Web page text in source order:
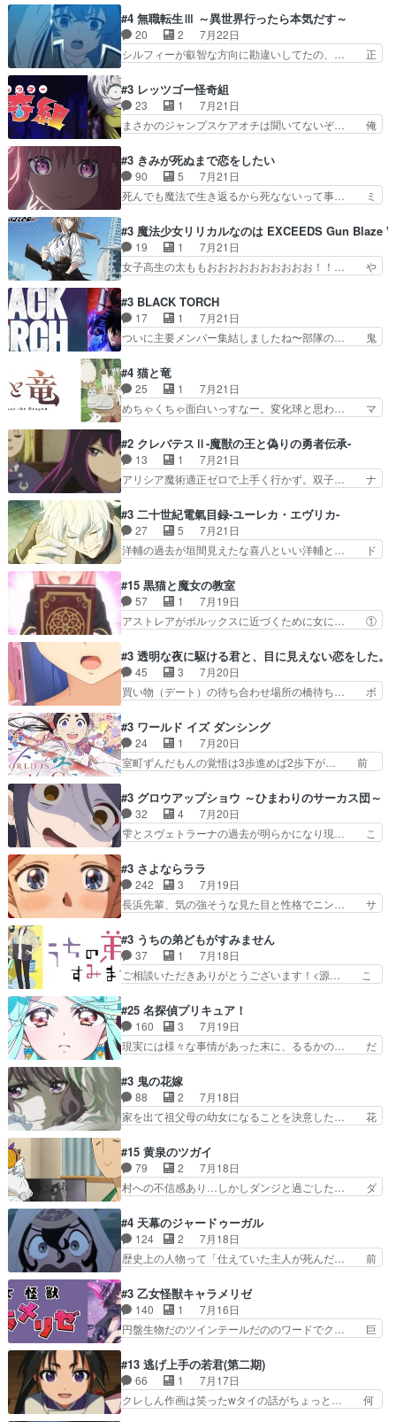
OVAならアリかな。ICT… 冒頭のアクションから
釘付けだった。皆人形… ひとつの単体の作品とし
ては悪くないと思い…
堂さんが女性だってことみんな知らなか… 姫子さ
んと三岳さんがラストに姫子さんのお… 初めて夜
のコンビニに行った隼人と姫子は偶… こういう学
園物のラブコメ元々好きだから設… にしても妹は
久」役で出演してまーす！み… 隼人の家庭は隼人
に家事の負担がかかってい… 三岳さんが隼人にと
って妹扱い止まりそうな…
#4 無職転生Ⅲ ～異世界行ったら本気だす～
20 2
7月22日
シルフィーが叡智な方向に勘違いしてたの、… 正
ンダイチャンネルで視聴。リーリャさん… なんか
腹立つなぁルーデウスめ…これでエリ… トレント
は後に何らかの際に活躍するんやろ… アイシ
ャ、、、なんと末恐ろしい妹なんだ！… ルーデウ
しゃあない。狂犬かくましいつ来… 本作はぬるい
ハーレムではなく、真面目に一… エリスはしばら
くEDだけやね。アイシャ、…
#3 レッツゴー怪奇組
23 1
7月21日
まさかのジャンプスケアオチは聞いてないぞ… 俺
ャ子の従姉妹シュラ子登場。主人公眼福… 跡目争
いの新キャラ登場で、今回はシュール… めちゃ子
のいとこかわいい今回主人公の驚き… メチャ子を
くしゃみと鼻水が止まらなくなる… お父さんに押
をちびっ子にしたあの玉、も… 半裸の警官の方が
怖い。ライバルキャラかわ… 霊媒師が人の肩に霊
を乗せるな笑なんてモノ…
#3 きみが死ぬまで恋をしたい
90 5
7月21日
死んでも魔法で生き返るから死なないって事… ミ
ミ、最後のその顔は怖いよ...。てかタ… もはや人
間なのかも怪しい戦闘シーンがない… 今話第LO
／原画で参加させていただきまし… 皆大好き、ロ
リの全裸だーーーーーーッッッ… シーナとミミが
芽吹く百合の花。ミミ(c… ルームメイト1ヶ月経
ってシーナがミミの人… もう後戻りできないぞ」
してくるとは思わん…
#3 魔法少女リリカルなのは EXCEEDS Gun Blaze
19 1
7月21日
女子高生の太ももおおおおおおおおおお！！… や
瀬シイナと夜海トワ』今回はフォロワー… なのは
と出逢い炎の魔人の能力を人類の為に… ・シイ
ナ、トワと出会う親近感を感じる2人… 篠宮マナ
が登場したけど公式サイトに20歳… リリカルな
ちゃ食うやん魔人狩りチーム強… 人類滅亡寸前ま
で追い詰められていたのに、… 第３話をU-NEXT
で視聴しました。視聴…
#3 BLACK TORCH
17 1
7月21日
ついに主要メンバー集結しましたね〜部隊の… 鬼
描いたようなチョロインだったな。下半… 前回か
ら引き続いてじいさんとの決別の冒頭… あっちは
呪霊でこっちは物怪。忍者っぽいア… 護衛対象と
なる弐郎を連れて隠密局へ、彼の… →現状展開が
た弐郎は鬼子母神一華の護衛… 護衛はお尻一華、
ここは定番やっぱ物の怪の… ①敵は会話してる最
中の同乗者を物音一つ発…
#4 猫と竜
25 1
7月21日
めちゃくちゃ面白いっすなー。変化球と思わ… マ
代もの猫たちの誕生と成長を見守る猫竜… 前回猫
たちで熊退治をしていた中の一匹の猫… と思って
みにいったらクロバネのCV.速水… 「おじちゃん
は身内に甘い」で、いきなり笑… ガチで素晴らし
た子猫たちのその後が描か… 王子の旅の始まりは
確かにそうでしたよね！… リゼロ見終わっちゃっ
てほのぼの系がいいか…
#2 クレバテスⅡ-魔獣の王と偽りの勇者伝承-
13 1
7月21日
アリシア魔術適正ゼロで上手く行かず。双子… ナ
紹介の時台に乗ってるサラサ可愛いw学… ナイ
エ・シフォンリッツの出番が多くて嬉し… 石田で
こいつワルだな。なぜ大猿に変身した… 2冊目の
トアの書は学長の手に1話冒頭と合… アリシアと
たのにロリ化されて学生にされ… これはいい黒沢
ともよ。笑いのセンスも合う… ナイエのリアクシ
ョンが面白い。ローメイン…
#3 二十世紀電氣目録-ユーレカ・エヴリカ-
27 5
7月21日
洋輔の過去が垣間見えたな喜八といい洋輔と… ド
が目録に固執する理由もほぼ明らかとな… これ京
アニだったのかそのわりにはそこまで… 清六兄ち
ゃんと喜八、清六と洋輔それぞれの… 化学的作用
に依りて継続して…電池と称すっ… 洋輔、清六の
えてみんなで物作りで一気に… 作画は最高なのに
話がつまらない。やっぱ京… 天下り式に竹のフィ
ラメントが出てきたのは…
#15 黒猫と魔女の教室
57 1
7月19日
アストレアがポルックスに近づくために女に… ①
はアストレアの野望による性転換、後半… アスト
レア君の作戦に皆巻き込まれてて草捕… アストレ
アが作った薬によって男女入れ替わ… アルトレア
がポルックスのこと好きとは言え… アストレアが
払い騒動と賑やかでいいねw… 偉大な父を持つが
故の悩(独自のおっぱい論… 鉄板中の鉄板、性転
換と酩酊ネタの二連発(…
#3 透明な夜に駆ける君と、目に見えない恋をした。
45 3
7月20日
買い物（デート）の待ち合わせ場所の橋待ち… ボ
を照らす打ち上げ花火。人混みの中、み… どんど
んキュンが増えていく展開に毎回わく… ちょこっ
と書ければと風が吹き手元にあった… 』は、率直
に言って脚本と演出が悪いと思う… 小春の目が見
と、空野の億劫さがリアルだ… かけると小春、二
人が一緒に過ごす時間が描… ヒロインの目が不自
由だから音を大切にして…
#3 ワールド イズ ダンシング
24 1
7月20日
室町ずんだもんの覚悟は3歩進めば2歩下が… 前
が主人公の漫画がアニメになったらし… 壮絶だっ
た…30分で2時間の映画のように… すべての表現
がピタリと揃った傑作本当に素… たまに現れて謎
のアドバイスをしてくれるお… 可愛いキャラデザ
とが決まる。更に父から… 再び鬼夜叉を導く、素
性不明の彼の名前を知… 恵まれた身分に甘え、修
練を怠るキャラは苦…
#3 グロウアップショウ ～ひまわりのサーカス団～
32 4
7月20日
雫とスヴェトラーナの過去が明らかになり現… こ
県豊川市付近が舞台なのか～現地にも出… 前回に
引き続き、今回もおぱんつであります… キャラク
ターが可愛いのはもちろん、ストー… 皇ではなく
ひまわりを蔑ろにして皇に乗り換… 傷跡なんか、
外あまり見どころがない。1… いや～、めちゃく
ちゃおもしろいね。瑞佳は… キャラデザが映える
のは勿論だけど脚本に歩…
#3 さよならララ
242 3
7月19日
長浜先輩、気の強そうな見た目と性格でニン… サ
なったからユリ確定！＼(^o^)／ラ… プロローグ
的な１話、２話からの浮世離れし… 茉里のボクシ
ングにかける真摯さ格好良かっ… 今回はゲストが
２名！ワンピースの作画さん… あほって言う茉里
母親を失い、アウェーの… ３話の地味に好きポイ
ントは、冒頭でララが… ボクシング部部員たちの
設定を公開！辻さん…
#3 うちの弟どもがすみません
37 1
7月18日
ご相談いただきありがとうございます！<源… こ
家事を頑張り過ぎてテストの結果が酷く… 糸ちゃ
んと源くん、類くんのお買い物シーン… ３話にし
てもう普通に物語が楽しみになっち… 類くんの将
来の夢が微笑ましいまだまだ甘え… 前髪ぱっつん
活するようになってからの話… 最後の「かわい
い」の破壊力よ…あれは成田… 糸と4人の弟の関
わり方がどう変化していく…
#25 名探偵プリキュア！
160 3
7月19日
現実には様々な事情があった末に、るるかの… だ
レール編の始まり、エリザさんの回で「… 「マジ
ラ」と言えば同時上映の「公タロウ」… キュアエ
クレールはやっぱりくれあだったか… エクレール
は誰だ編、遂に答え合わせの時だ… これで自分も
の何もない日常※もっと密着… LIMITかも知れな
い。キュアエクレール… ・解決編、完全に前4話
で謎解きさせるスタ…
#3 鬼の花嫁
88 2
7月18日
家を出て祖父母の幼女になることを決意した… 花
コミどころが多すぎてある意味おもしろ… 胸が凄
くスカッっとしたずっと苦痛を伴って… 祖父母に
人の心があってよかった。それにし… 柚子が家族
と決別する回柚子を傷つけた瑶太… 今期のアニメ
守る姿や祖母の語る玲夜の眼… 常に言ってるけ
ど、ラブコメの主役にも魅力… 家族にずっと理不
尽に虐げられ、我慢を強い…
#15 黄泉のツガイ
79 2
7月18日
村への不信感あり…しかしダンジと過ごした… ダ
ジとの思い出を振り返るユルの表情が本… それぞ
れの思惑が複雑に絡み合い、物語がさ… ユルは一
人になりたいのに、犬がそっと寄り… ダンジが
「俺は側にいる」と言ってくれた幼… 偽りだけで
存在だったからこそ真実が重く… これまで積み重
ねてきた信頼があるからこそ… 一瞬スタッフのユ
ーモア全開爆笑シーンが普…
#4 天幕のジャードゥーガル
124 2
7月18日
歴史上の人物って「仕えていた主人が死んだ… 前
した側にも人としての温かい暮らしがあ… ソルコ
クタニは本を奪うために起こった悲劇… 原論はあ
なた達には当たり前でも私達には始… 周りの同胞
がモンゴルの暮らしに慣れていく… 「肉の味を
になんか既視感を覚えるけどな… ソルコクタニが
憎むべき人であり、かつての… ラストの展開でぞ
くっとした。そういう方向…
#3 乙女怪獣キャラメリゼ
140 1
7月16日
円盤生物だのツインテールだののワードでク… 巨
クロたんのちょっとしたサービスカット… 面白い
設定の作品だね。夢の国デート回は怪… 結構評判
になってたので見てみたけど、評判… 今時初デー
トでそのチョイスは一発アウトだ… 結構、少女マ
#13 逃げ上手の若君(第二期)
66 1
7月17日
クレしん作画は笑ったwタイの話がちょっと… 何